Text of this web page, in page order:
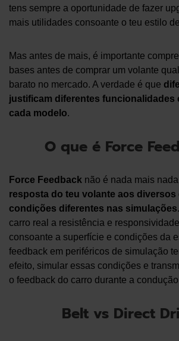
tens sempre a oportunidade de fazer
mais utilidades consoante o teu estilo
Mas antes de mais, é importante
bases antes de comprar um volante
barato no mercado. A verdade é que
justificam diferentes funcionalidades
cada modelo.
O que é Force
Force Feedback não é nada mais
resposta do teu volante aos diversos
condições diferentes nas simulações
carro real a resistência e
consoante a superfície e condições da
feedback em periféricos de simulação
efeito, simular essas condições e
o feedback do carro durante a
Belt vs Direct